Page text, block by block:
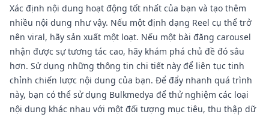
Xác định nội dung hoạt động tốt nhất của bạn và tạo thêm
nhiều nội dung như vậy. Nếu một định dạng Reel cụ thể trở
nên viral, hãy sản xuất một loạt. Nếu một bài đăng carousel
nhận được sự tương tác cao, hãy khám phá chủ đề đó sâu
hơn. Sử dụng những thông tin chi tiết này để liên tục tinh
chỉnh chiến lược nội dung của bạn. Để đẩy nhanh quá trình
này, bạn có thể sử dụng Bulkmedya để thử nghiệm các loại
nội dung khác nhau với một đối tượng mục tiêu, thu thập dữ